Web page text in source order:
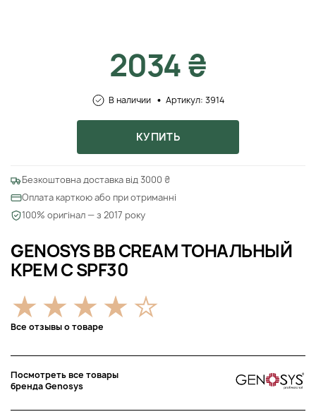
GENOSYS BB CREAM ТОНАЛЬНЫЙ
КРЕМ С SPF30
Все отзывы о товаре
Посмотреть все товары
бренда Genosys
2034 ₴
В наличии Артикул: 3914
КУПИТЬ
Безкоштовна доставка від 3000 ₴
Оплата карткою або при отриманні
100% оригінал — з 2017 року